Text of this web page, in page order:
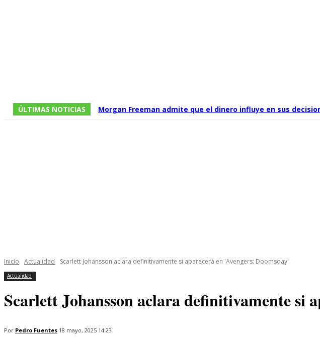
ÚLTIMAS NOTICIAS
Morgan Freeman admite que el dinero influye en sus
Inicio Actualidad Scarlett Johansson aclara definitivamente si aparecerá en 'Avengers: Doomsday'
Actualidad
Scarlett Johansson aclara definitivamente si
Por Pedro Fuentes 18 mayo, 2025 14:23